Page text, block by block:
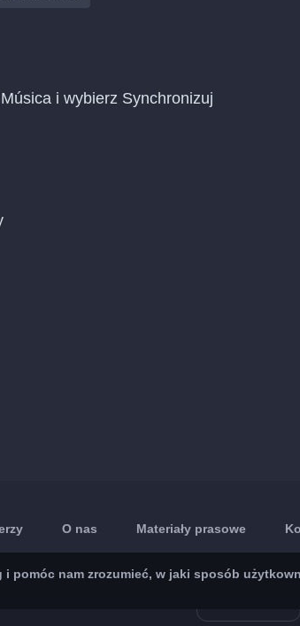
i wybierz Synchronizuj
O nas Materiały prasowe
pomóc nam zrozumieć, w jaki sposób